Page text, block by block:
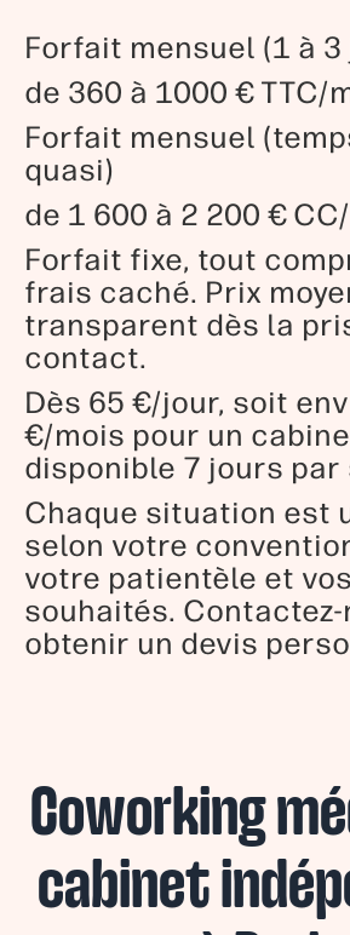
Forfait mensuel (1 à
de 360 à 1000 € TTC/
Forfait mensuel
quasi)
de 1 600 à 2 200 €
Forfait fixe, tout
frais caché. Prix
transparent dès la
contact.
Dès 65 €/jour, soit
€/mois pour un
disponible 7 jours par
Chaque situation est
selon votre
votre patientèle et
souhaités.
obtenir un devis
Coworking
cabinet